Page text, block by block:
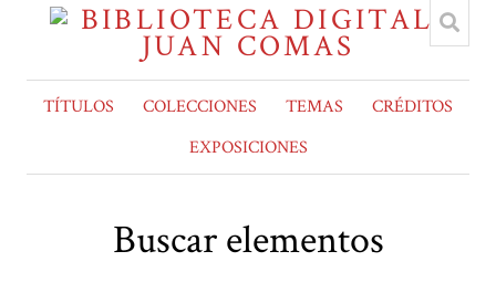
TÍTULOS COLECCIONES TEMAS
CRÉDITOS
EXPOSICIONES
Buscar elementos